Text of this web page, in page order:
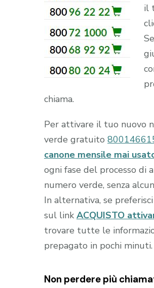
il
chiama.
Per attivare il tuo nuovo
verde gratuito
canone mensile mai
ogni fase del processo di
numero verde, senza
In alternativa, se
sul link ACQUISTO
trovare tutte le
prepagato in pochi minuti.
Non perdere più